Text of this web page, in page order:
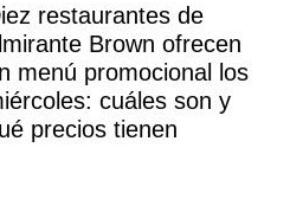
restaurantes de
Brown ofrecen
menú promocional los
cuáles son y
precios tienen